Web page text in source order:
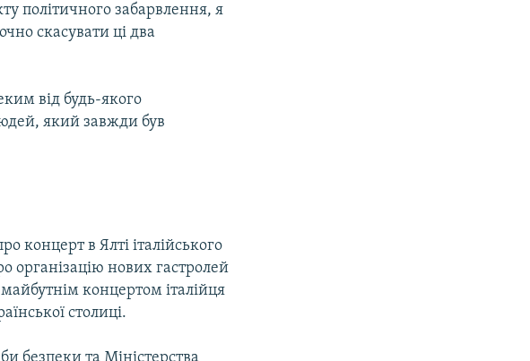
політичного забарвлення, я
скасувати ці два
від будь-якого
який завжди був
концерт в Ялті італійського
організацію нових гастролей
концертом італійця
столиці.